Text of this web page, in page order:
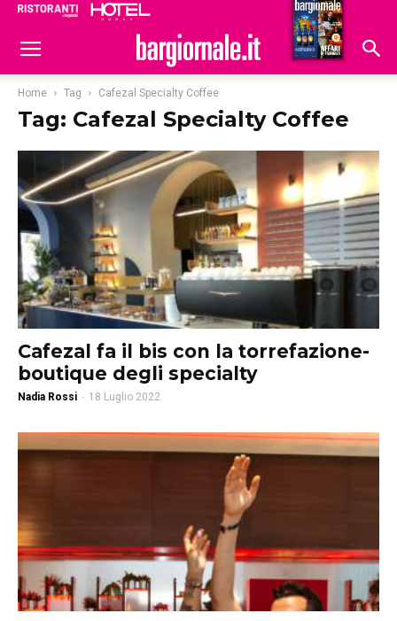
Hoteldomani
Home Tag Cafezal Specialty Coffee
Tag: Cafezal Specialty Coffee
Cafezal fa il bis con la torrefazione-
boutique degli specialty
Nadia Rossi - 18 Luglio 2022